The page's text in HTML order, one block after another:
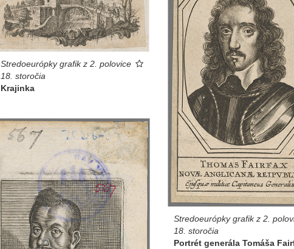
Stredoeurópky grafik z 2. polovice
18. storočia
Krajinka
Stredoeurópky grafik z 2.
18. storočia
Portrét generála Tomáša